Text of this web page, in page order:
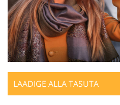
LAADIGE ALLA TASUTA